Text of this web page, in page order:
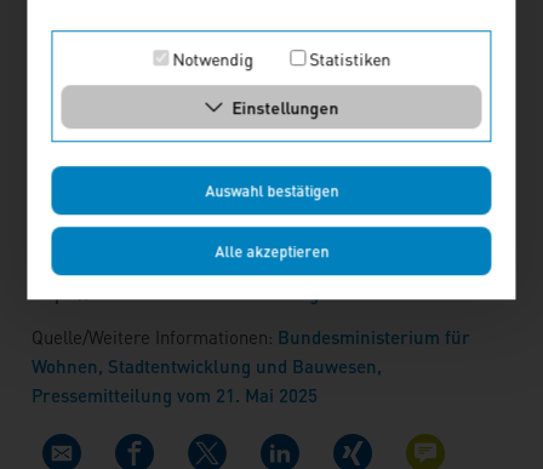
Notwendig Statistiken
Einstellungen
Auswahl bestätigen
Alle akzeptieren
Mit der Unterzeichnung der Verwaltungsvereinbarung zur
Städtebauförderung durch alle Bundesländer wurde nun die
rechtliche Voraussetzung dafür geschaffen, dass die
Gewährung der Bundesförderung an die Länder zur
städtebaulichen Unterstützung der Städte und Gemeinden
erfolgen kann.
Mehr zur Städtebauförderung finden Sie unter:
Quelle/Weitere Informationen: Bundesministerium für
Wohnen, Stadtentwicklung und Bauwesen,
Pressemitteilung vom 21. Mai 2025